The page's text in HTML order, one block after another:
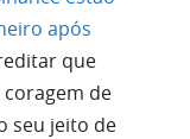
após
que
de
seu jeito de